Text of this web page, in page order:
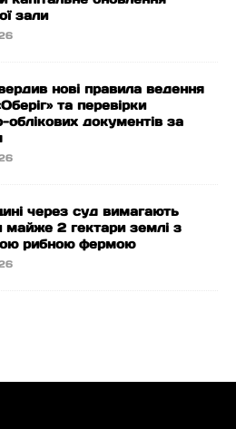
зали
нові правила ведення
та перевірки
облікових документів за
через суд вимагають
майже 2 гектари землі з
рибною фермою